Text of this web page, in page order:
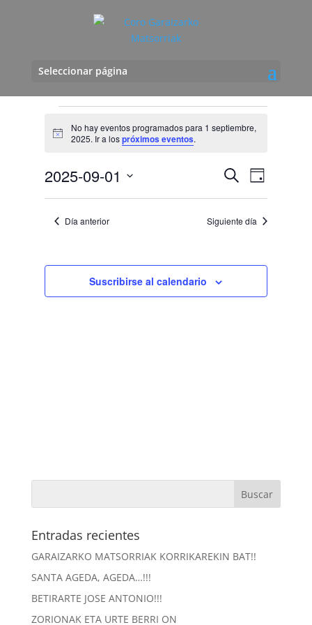
Seleccionar página
Eventos
for
septiembre,
2025
Aviso
No hay eventos programados para 1 septiembre,
2025. Ir a lospróximos eventos.
de
y
de
Eventos
Buscar
de
vistas
de
Día
2025-09-01
Día anterior Siguiente día
Suscribirse al calendario
Entradas recientes
GARAIZARKO MATSORRIAK KORRIKAREKIN BAT!!
SANTA AGEDA, AGEDA…!!!
BETIRARTE JOSE ANTONIO!!!
ZORIONAK ETA URTE BERRI ON